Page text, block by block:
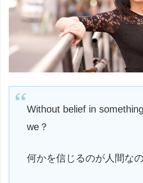
Without belief in
we？
何かを信じるのが人間なの